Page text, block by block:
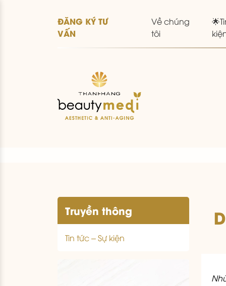
ĐĂNG KÝ TƯ
VẤN
Về chúng
tôi
Truyền thông
Tin tức – Sự kiện